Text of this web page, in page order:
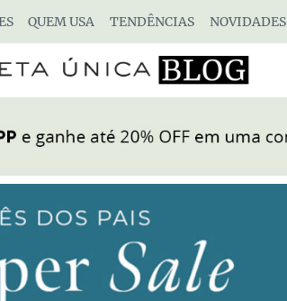
QUEM USA TENDÊNCIAS NOVIDADES